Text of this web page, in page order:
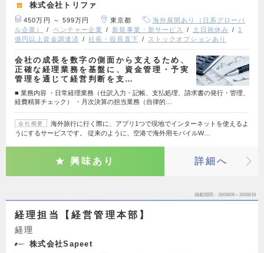
株式会社トリファ
450万円 ～ 599万円 東京都
海外展開あり（日系グローバ
ル企業）
ベンチャー企業 新規事業・新サービス 土日祝休み
1
億円以上資金調達済
社長・役員直下 ストックオプションあり
会社の成長を数字の側面から支えるため、
正確な経理業務を基盤に、資金管理・予実
管理を通じて経営判断を支…
■ 業務内容 ・日常経理業務（仕訳入力・記帳、支払処理、請求書の発行・管理、
経費精算チェック） ・月次決算の担当業務（自律的…
会社概要
海外旅行に行く際に、アプリ1つで現地でインターネットを使えるよ
うにするサービスです。 従来のように、空港で海外用モバイルW…
興味あり 詳細へ
掲載期間 26/08/06～26/08/19
経理担当【経営管理本部】
経理
株式会社Sapeet